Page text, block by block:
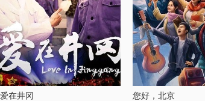
爱在井冈 您好，北京